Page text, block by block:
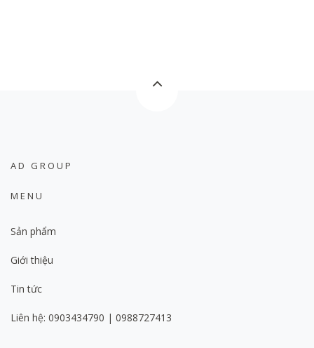
AD GROUP
MENU
Sản phẩm
Giới thiệu
Tin tức
Liên hệ: 0903434790 | 0988727413